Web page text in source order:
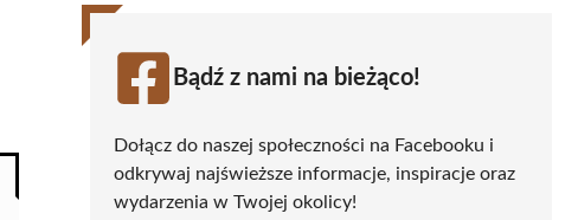
Bądź z nami na bieżąco!
Dołącz do naszej społeczności na Facebooku i
odkrywaj najświeższe informacje, inspiracje oraz
wydarzenia w Twojej okolicy!